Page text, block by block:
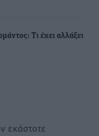
Τι έχει αλλάξει
εκάστοτε